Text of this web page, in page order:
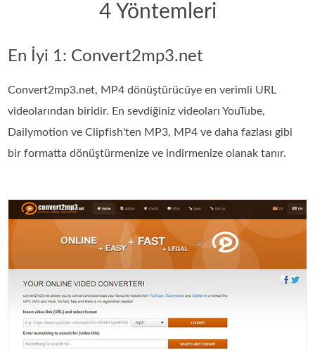
4 Yöntemleri
En İyi 1: Convert2mp3.net
Convert2mp3.net, MP4 dönüştürücüye en verimli URL
videolarından biridir. En sevdiğiniz videoları YouTube,
Dailymotion ve Clipfish'ten MP3, MP4 ve daha fazlası gibi
bir formatta dönüştürmenize ve indirmenize olanak tanır.